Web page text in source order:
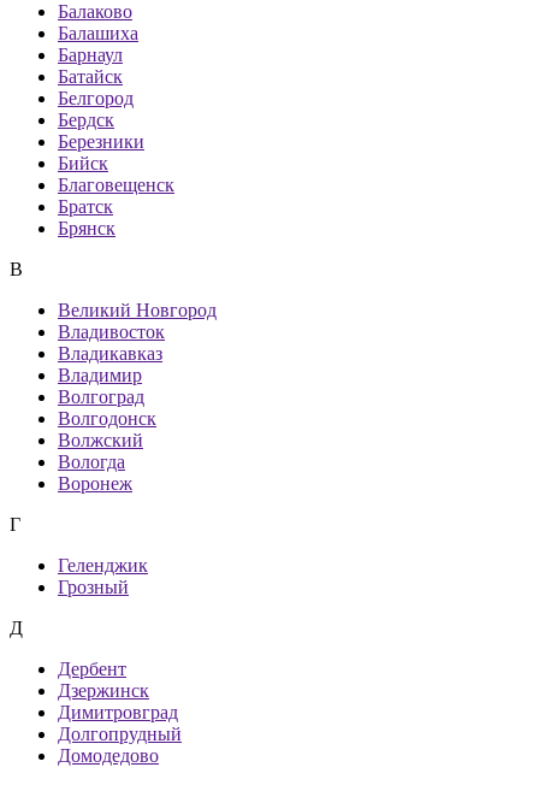
Балаково
Балашиха
Барнаул
Батайск
Белгород
Бердск
Березники
Бийск
Благовещенск
Братск
Брянск
В
Великий Новгород
Владивосток
Владикавказ
Владимир
Волгоград
Волгодонск
Волжский
Вологда
Воронеж
Г
Геленджик
Грозный
Д
Дербент
Дзержинск
Димитровград
Долгопрудный
Домодедово